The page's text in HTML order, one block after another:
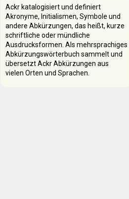
Ackr katalogisiert und definiert
Akronyme, Initialismen, Symbole und
andere Abkürzungen, das heißt, kurze
schriftliche oder mündliche
Ausdrucksformen. Als mehrsprachiges
Abkürzungswörterbuch sammelt und
übersetzt Ackr Abkürzungen aus
vielen Orten und Sprachen.